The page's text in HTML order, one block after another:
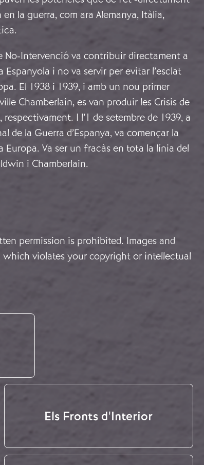
la guerra, com ara Alemanya, Itàlia,
No-Intervenció va contribuir directament a
Espanyola i no va servir per evitar l’esclat
El 1938 i 1939, i amb un nou primer
Chamberlain, es van produir les Crisis de
I l’1 de setembre de 1939, a
de la Guerra d’Espanya, va començar la
Europa. Va ser un fracàs en tota la línia del
i Chamberlain.
permission is prohibited. Images and
violates your copyright or intellectual
Els Fronts d'Interior